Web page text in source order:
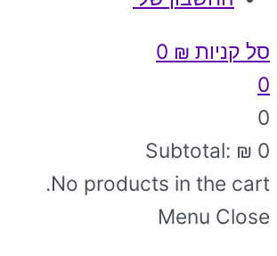
סל קניות ₪
0
0
Subtotal: ₪ 0
No products in the cart.
Menu Close